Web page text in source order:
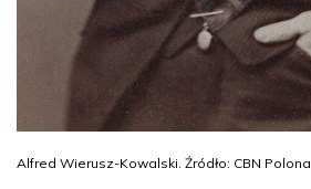
Alfred Wierusz-Kowalski. Źródło: CBN Polona